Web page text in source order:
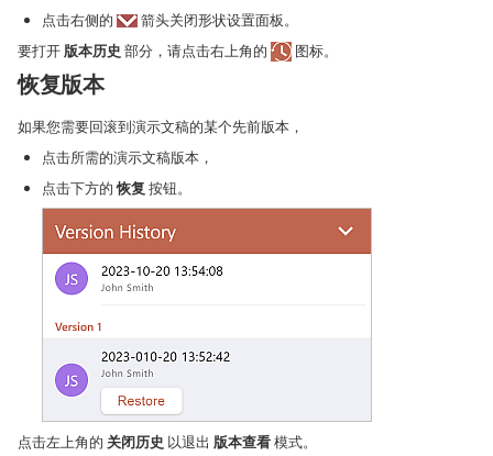
点击右侧的
箭头关闭形状设置面板。
要打开 版本历史 部分，请点击右上角的 图标。
恢复版本
如果您需要回滚到演示文稿的某个先前版本，
点击所需的演示文稿版本，
点击下方的恢复 按钮。
点击左上角的 关闭历史 以退出 版本查看模式。